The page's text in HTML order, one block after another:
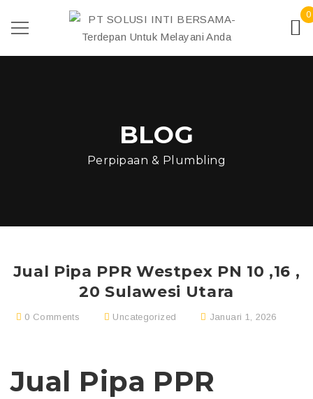
0
BLOG
Perpipaan & Plumbling
Jual Pipa PPR Westpex PN 10 ,16 ,
20 Sulawesi Utara
0 Comments Uncategorized Januari 1, 2026
Jual Pipa PPR